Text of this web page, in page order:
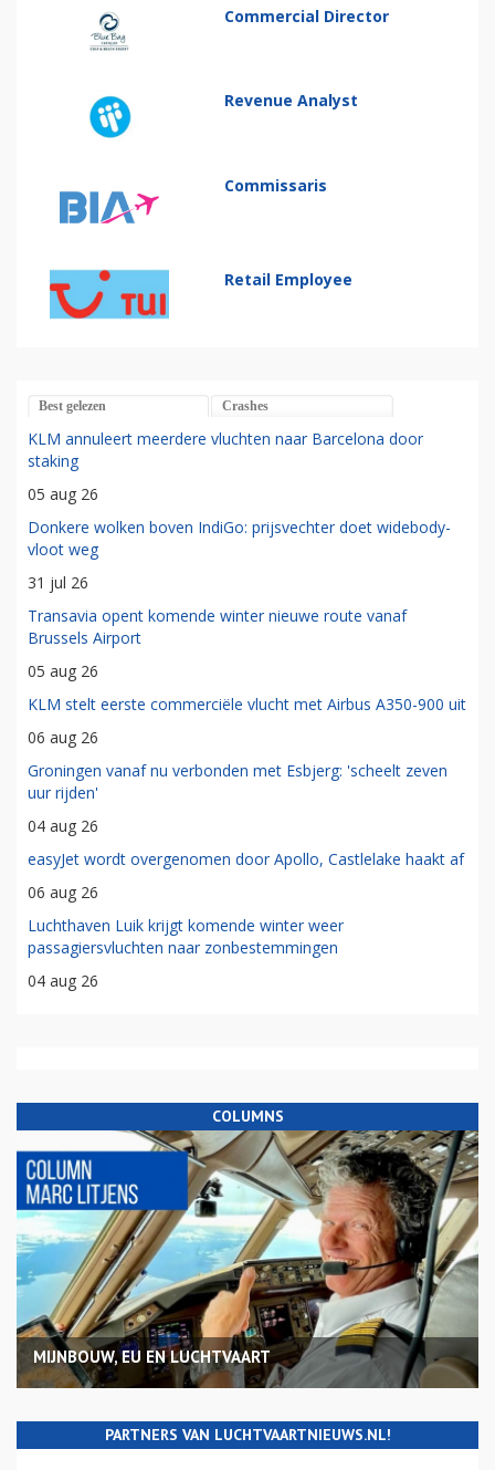
Commercial Director
Revenue Analyst
Commissaris
Retail Employee
Best gelezen Crashes
KLM annuleert meerdere vluchten naar Barcelona door
staking
05 aug 26
Donkere wolken boven IndiGo: prijsvechter doet widebody-
vloot weg
31 jul 26
Transavia opent komende winter nieuwe route vanaf
Brussels Airport
05 aug 26
KLM stelt eerste commerciële vlucht met Airbus A350-900 uit
06 aug 26
Groningen vanaf nu verbonden met Esbjerg: 'scheelt zeven
uur rijden'
04 aug 26
easyJet wordt overgenomen door Apollo, Castlelake haakt af
06 aug 26
Luchthaven Luik krijgt komende winter weer
passagiersvluchten naar zonbestemmingen
04 aug 26
COLUMNS
MIJNBOUW, EU EN LUCHTVAART
PARTNERS VAN LUCHTVAARTNIEUWS.NL!